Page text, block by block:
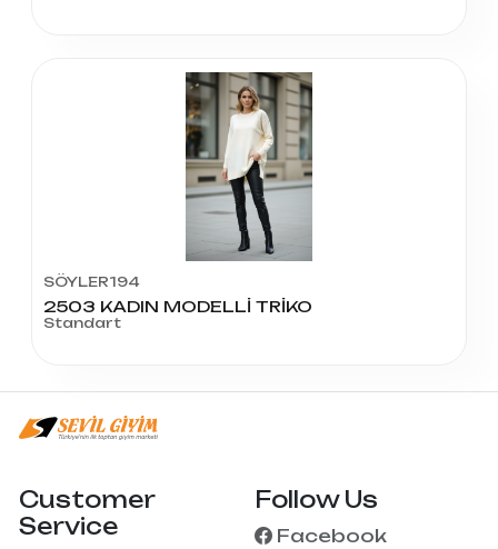
SÖYLER194
2503 KADIN MODELLİ TRİKO
Standart
Customer
Service
Follow Us
Facebook